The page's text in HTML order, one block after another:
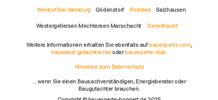
Wentorf bei Hamburg Gödenstorf Reinbek Salzhausen
Westergellersen Mechtersen Marschacht Geesthacht
Weitere Informationen erhalten Sie ebenfalls auf bauexperte.com,
hauskauf-gutachter.netoderbauexperte.club.
Hinweise zum Datenschutz
... wenn Sie einen Bausachverständigen, Energieberater oder
Baugutachter brauchen.